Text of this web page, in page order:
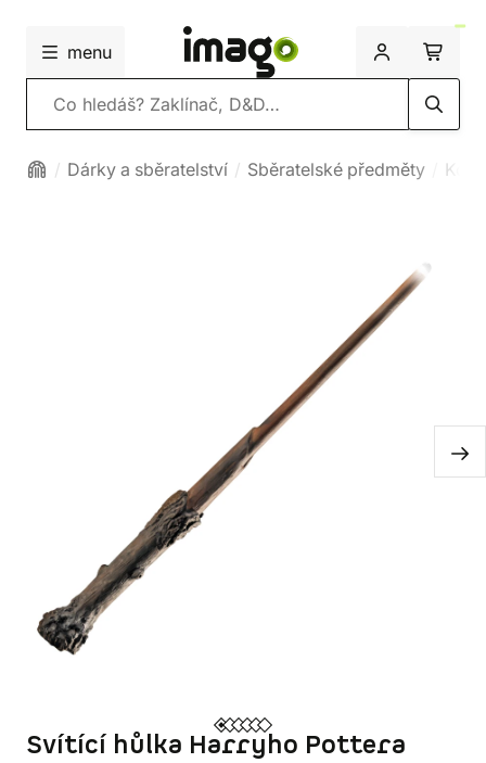
menu
Vyhledávání
Dárky a sběratelství Sběratelské předměty
Svítící hůlka Harryho Pottera